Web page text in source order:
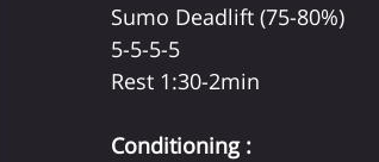
Sumo Deadlift (75-80%)
5-5-5-5
Rest 1:30-2min
Conditioning :